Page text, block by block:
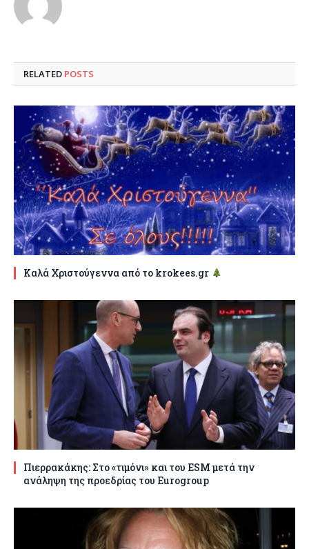
RELATED POSTS
Καλά Χριστούγεννα από το krokees.gr
Πιερρακάκης: Στο «τιμόνι» και του ESM μετά την
ανάληψη της προεδρίας του Eurogroup